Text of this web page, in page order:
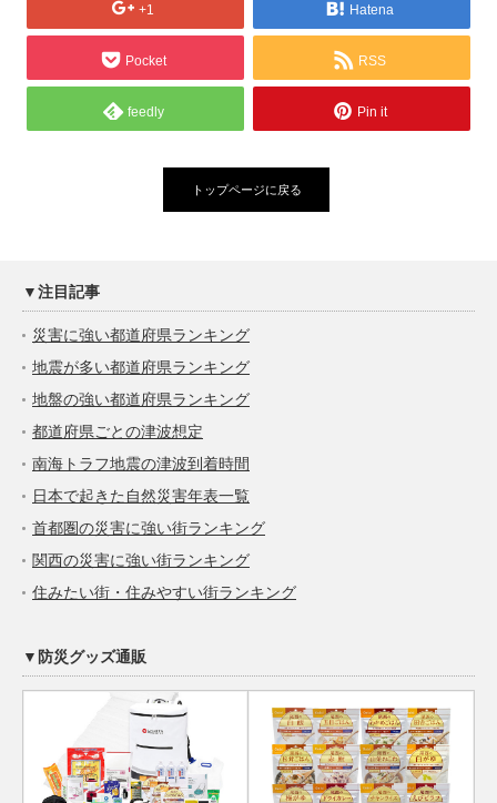
+1 Hatena
Pocket RSS
feedly Pin it
トップページに戻る
▼注目記事
災害に強い都道府県ランキング
地震が多い都道府県ランキング
地盤の強い都道府県ランキング
都道府県ごとの津波想定
南海トラフ地震の津波到着時間
日本で起きた自然災害年表一覧
首都圏の災害に強い街ランキング
関西の災害に強い街ランキング
住みたい街・住みやすい街ランキング
▼防災グッズ通販